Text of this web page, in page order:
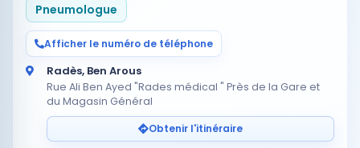
Pneumologue
Afficher le numéro de téléphone
Radès, Ben Arous
Rue Ali Ben Ayed "Rades médical " Près de la Gare et
du Magasin Général
Obtenir l'itinéraire